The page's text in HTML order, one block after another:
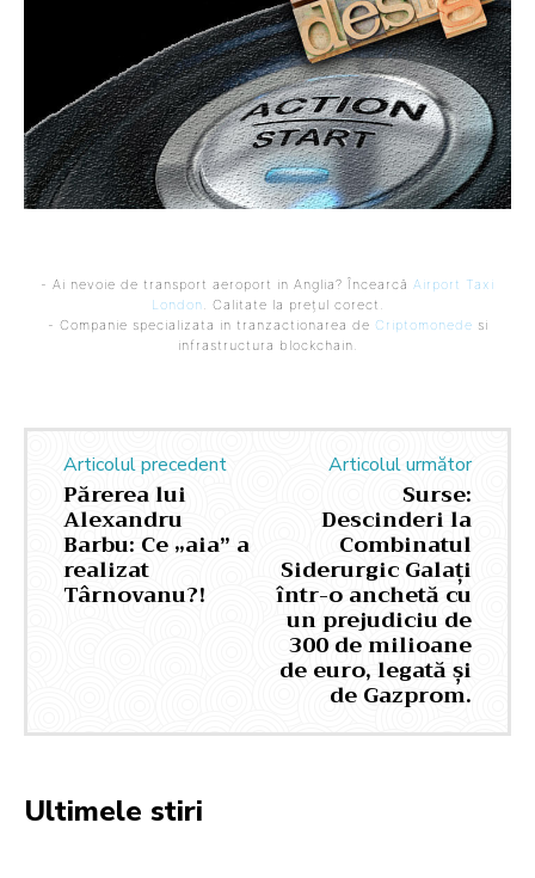
- Ai nevoie de transport aeroport in Anglia? Încearcă Airport Taxi
London . Calitate la prețul corect.
- Companie specializata in tranzactionarea de Criptomonede si
infrastructura blockchain.
Articolul precedent
Părerea lui
Alexandru
Barbu: Ce „aia” a
realizat
Târnovanu?!
Articolul următor
Surse:
Descinderi la
Combinatul
Siderurgic Galați
într-o anchetă cu
un prejudiciu de
300 de milioane
de euro, legată și
de Gazprom.
Ultimele stiri